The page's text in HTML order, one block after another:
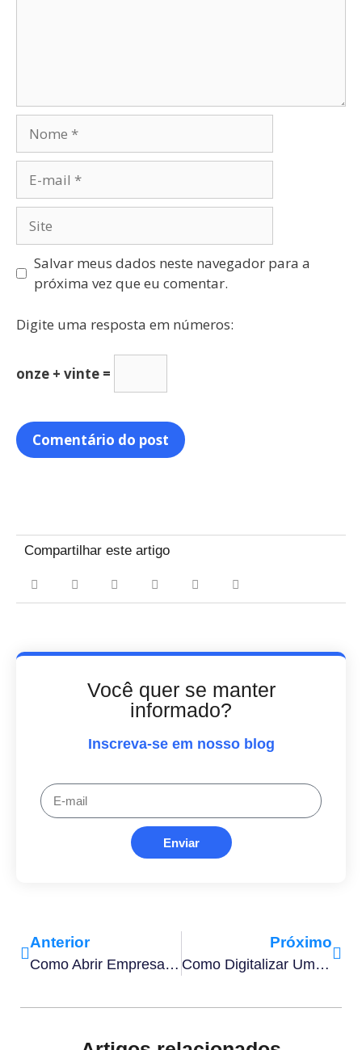
Salvar meus dados neste navegador para a
próxima vez que eu comentar.
Digite uma resposta em números:
onze + vinte =
Compartilhar este artigo
Você quer se manter
informado?
Inscreva-se em nosso blog
Enviar
Anterior
Como Abrir Empresa Para Trabalhar Como PJ Em 7 Passos
Próximo
Como Digitalizar Um Documento Rapidamente Em 3 Formas